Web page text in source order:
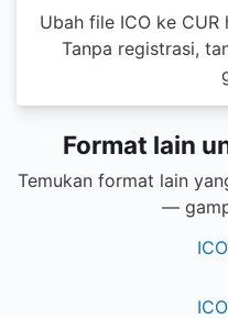
Ubah file ICO ke
Tanpa registrasi,
Format lain
Temukan format lain
—